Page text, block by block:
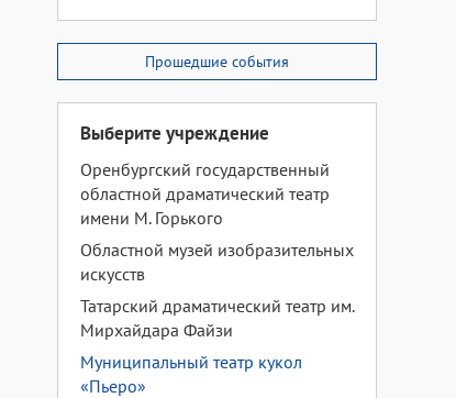
Прошедшие события
Выберите учреждение
Оренбургский государственный
областной драматический театр
имени М. Горького
Областной музей изобразительных
искусств
Татарский драматический театр им.
Мирхайдара Файзи
Муниципальный театр кукол
«Пьеро»